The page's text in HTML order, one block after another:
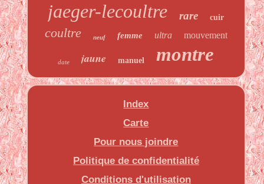
jaeger-lecoultre rare cuir
coultre neuf femme ultra mouvement
date jaune manuel montre
Index
Carte
Pour nous joindre
Politique de confidentialité
Conditions d'utilisation